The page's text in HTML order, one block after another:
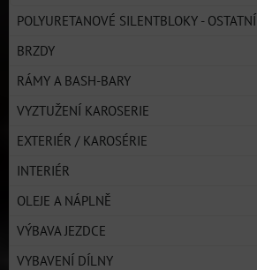
POLYURETANOVÉ SILENTBLOKY - OSTATNÍ
BRZDY
RÁMY A BASH-BARY
VYZTUŽENÍ KAROSERIE
EXTERIÉR / KAROSÉRIE
INTERIÉR
OLEJE A NÁPLNĚ
VÝBAVA JEZDCE
VYBAVENÍ DÍLNY